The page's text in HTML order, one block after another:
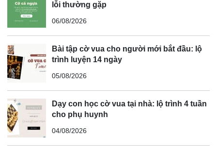
lỗi thường gặp
06/08/2026
Bài tập cờ vua cho người mới bắt đầu: lộ
trình luyện 14 ngày
05/08/2026
Dạy con học cờ vua tại nhà: lộ trình 4 tuần
cho phụ huynh
04/08/2026